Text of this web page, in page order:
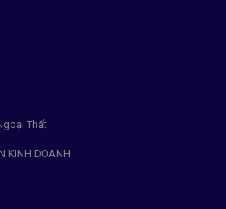
Thất
KINH DOANH